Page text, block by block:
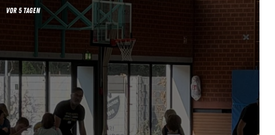
vor 5 Tagen